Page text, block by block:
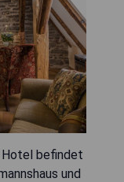
Hotel befindet
und